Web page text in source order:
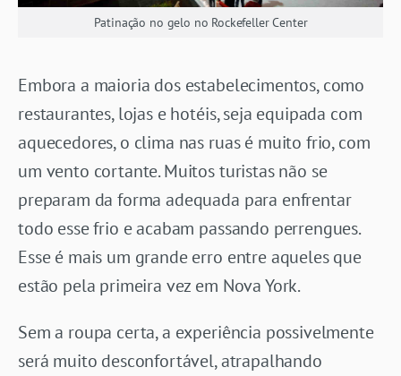
Patinação no gelo no Rockefeller Center
Embora a maioria dos estabelecimentos, como
restaurantes, lojas e hotéis, seja equipada com
aquecedores, o clima nas ruas é muito frio, com
um vento cortante. Muitos turistas não se
preparam da forma adequada para enfrentar
todo esse frio e acabam passando perrengues.
Esse é mais um grande erro entre aqueles que
estão pela primeira vez em Nova York.
Sem a roupa certa, a experiência possivelmente
será muito desconfortável, atrapalhando